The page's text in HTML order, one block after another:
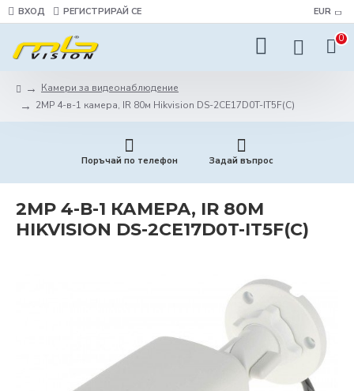
ВХОД РЕГИСТРИРАЙ СЕ EUR
0
Камери за видеонаблюдение
2MP 4-в-1 камера, IR 80м Hikvision DS-2CE17D0T-IT5F(C)
Поръчай по телефон Задай въпрос
2MP 4-В-1 КАМЕРА, IR 80М
HIKVISION DS-2CE17D0T-IT5F(C)